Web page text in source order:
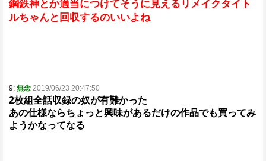
鋼鉄神とか適当につけてそうに見えるリメイクタイト
ルちゃんと回収するのいいよね
9: 無念 2019/06/23 20:47:50
2枚組全話収録の奴が有難かった
あの仕様ならちょっと興味があるだけの作品でも買ってみ
ようかなってなる